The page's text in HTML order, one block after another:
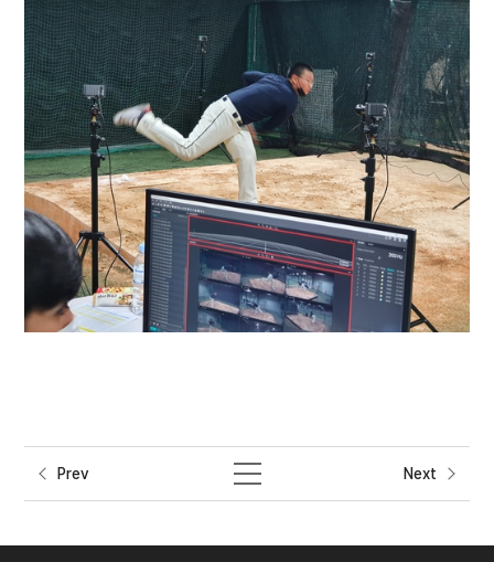
Prev Next